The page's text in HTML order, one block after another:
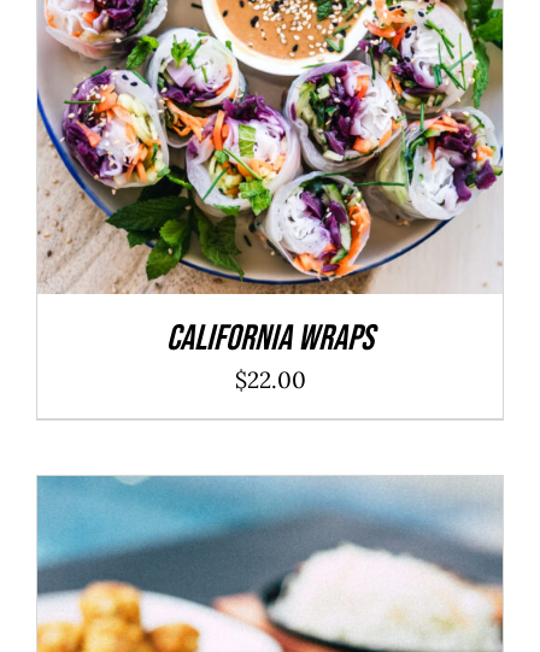
ADD TO CART / DÉTAILS
California Wraps
$22.00